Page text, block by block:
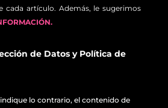
cada artículo. Además, le sugerimos
de Datosy Política de
lo contrario, el contenido de